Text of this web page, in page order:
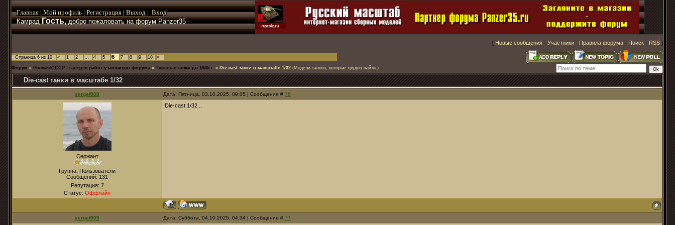
Главная | Мой профиль | Регистрация | Выход | Вход
КамрадГость,добро пожаловать на форум Panzer35
[ Новые сообщения · Участники · Правила форума · Поиск · RSS ]
Страница 6 из 10 « 1 2 … 4 5 6 7 8 9 10 »
Форум » Россия/СССР - галерея работ участников форума » Тяжелые танки до 1945 г. » Die-cast танки в масштабе 1/32 (Модели танков, которые трудно найти.)
Die-cast танки в масштабе 1/32
sergef009 Дата: Пятница, 03.10.2025, 09:05 | Сообщение # 76
Сержант
Группа: Пользователи
Сообщений: 131
Репутация: 7
Статус: Оффлайн
Die-cast 1/32...
sergef009 Дата: Суббота, 04.10.2025, 04:34 | Сообщение # 77